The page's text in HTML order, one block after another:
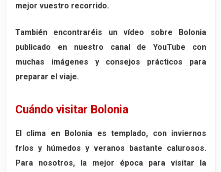
mejor vuestro recorrido.
También encontraréis un vídeo sobre Bolonia
publicado en nuestro canal de YouTube con
muchas imágenes y consejos prácticos para
preparar el viaje.
Cuándo visitar Bolonia
El clima en Bolonia es templado, con inviernos
fríos y húmedos y veranos bastante calurosos.
Para nosotros, la mejor época para visitar la